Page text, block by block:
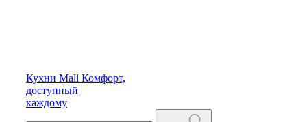
Кухни Mall Комфорт,
доступный
каждому